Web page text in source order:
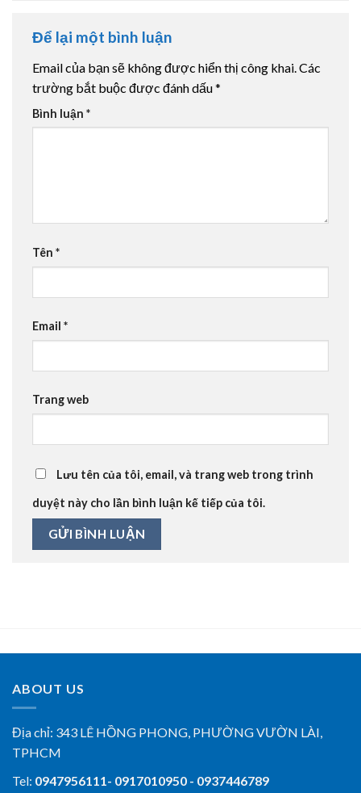
Để lại một bình luận
Email của bạn sẽ không được hiển thị công khai. Các
trường bắt buộc được đánh dấu*
Bình luận *
Tên *
Email *
Trang web
Lưu tên của tôi, email, và trang web trong trình
duyệt này cho lần bình luận kế tiếp của tôi.
ABOUT US
Địa chỉ: 343 LÊ HỒNG PHONG, PHƯỜNG VƯỜN LÀI,
TPHCM
Tel: 0947956111- 0917010950 - 0937446789